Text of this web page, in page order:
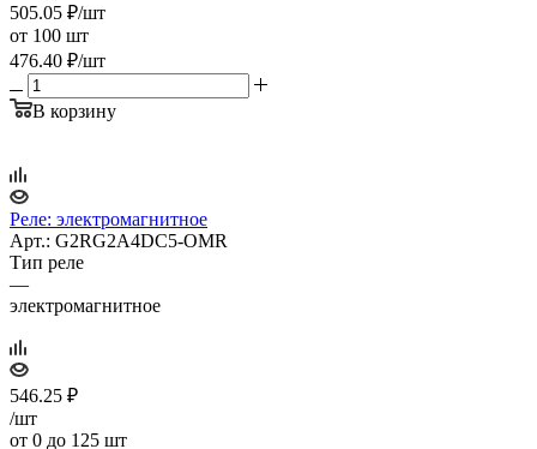
505.05 ₽/шт
от 100 шт
476.40 ₽/шт
В корзину
Реле: электромагнитное
Арт.: G2RG2A4DC5-OMR
Тип реле
—
электромагнитное
546.25 ₽
/шт
от 0 до 125 шт